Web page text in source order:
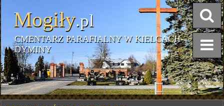
Mogiły.pl
CMENTARZ PARAFIALNY W KIELCACH-
DYMINY